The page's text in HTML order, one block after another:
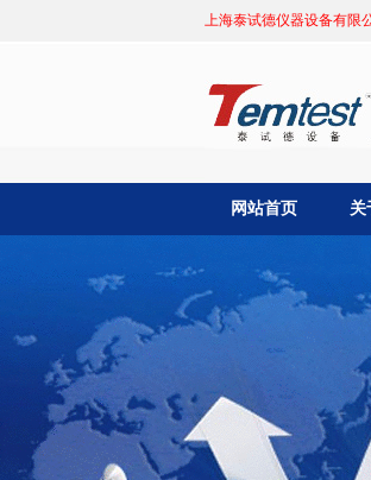
上海泰试德仪器设备有限
网站首页 关